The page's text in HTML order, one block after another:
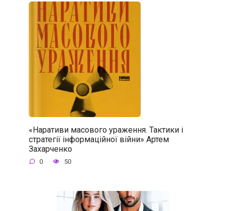
«Наративи масового ураження. Тактики і
стратегії інформаційної війни» Артем
Захарченко
0 50